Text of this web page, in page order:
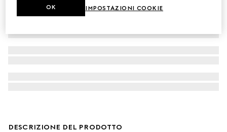
DESCRIZIONE DEL PRODOTTO
IMPOSTAZIONI COOKIE
OK